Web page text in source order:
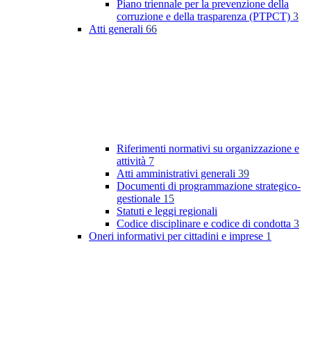
Piano triennale per la prevenzione della
corruzione e della trasparenza (PTPCT) 3
Atti generali 66
Riferimenti normativi su organizzazione e
attività 7
Atti amministrativi generali 39
Documenti di programmazione strategico-
gestionale 15
Statuti e leggi regionali
Codice disciplinare e codice di condotta 3
Oneri informativi per cittadini e imprese 1